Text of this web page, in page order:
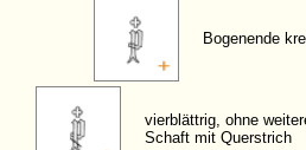
Bogenende
vierblättrig, ohne
Schaft mit Querstrich